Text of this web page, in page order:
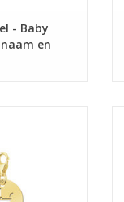
- Baby
en
WINKELWAGEN